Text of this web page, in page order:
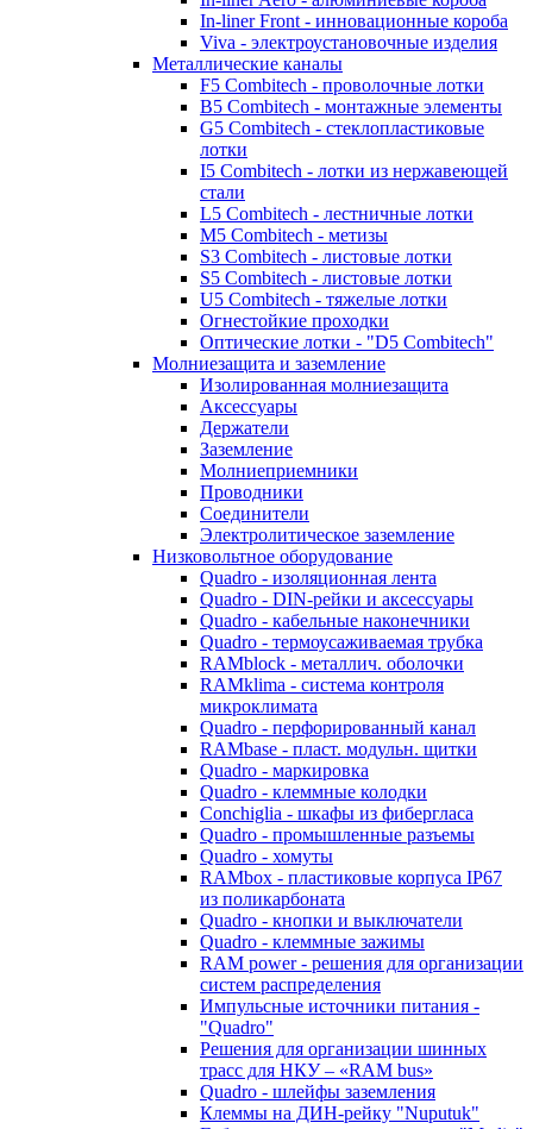
In-liner Front - инновационные короба
Viva - электроустановочные изделия
Металлические каналы
F5 Combitech - проволочные лотки
B5 Combitech - монтажные элементы
G5 Combitech - стеклопластиковые
лотки
I5 Combitech - лотки из нержавеющей
стали
L5 Combitech - лестничные лотки
M5 Combitech - метизы
S3 Combitech - листовые лотки
S5 Combitech - листовые лотки
U5 Combitech - тяжелые лотки
Огнестойкие проходки
Оптические лотки - "D5 Combitech"
Молниезащита и заземление
Изолированная молниезащита
Аксессуары
Держатели
Заземление
Молниеприемники
Проводники
Соединители
Электролитическое заземление
Низковольтное оборудование
Quadro - изоляционная лента
Quadro - DIN-рейки и аксессуары
Quadro - кабельные наконечники
Quadro - термоусаживаемая трубка
RAMblock - металлич. оболочки
RAMklima - система контроля
микроклимата
Quadro - перфорированный канал
RAMbase - пласт. модульн. щитки
Quadro - маркировка
Quadro - клеммные колодки
Conchiglia - шкафы из фибергласа
Quadro - промышленные разъемы
Quadro - хомуты
RAMbox - пластиковые корпуса IP67
из поликарбоната
Quadro - кнопки и выключатели
Quadro - клеммные зажимы
RAM power - решения для организации
систем распределения
Импульсные источники питания -
"Quadro"
Решения для организации шинных
трасс для НКУ – «RAM bus»
Quadro - шлейфы заземления
Клеммы на ДИН-рейку "Nuputuk"